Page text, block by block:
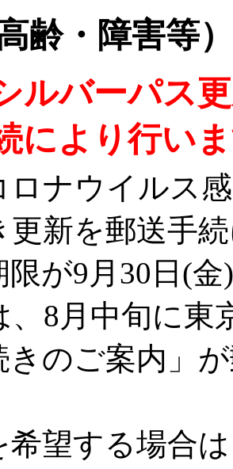
齢・障害等）
ルバーパス
により行い
ナウイルス
更新を郵送手
が9月30日(
、8月中旬に東
きのご案内」
望する場合